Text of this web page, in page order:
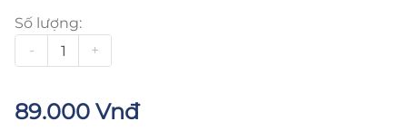
Số lượng:
-
+
89.000 Vnđ